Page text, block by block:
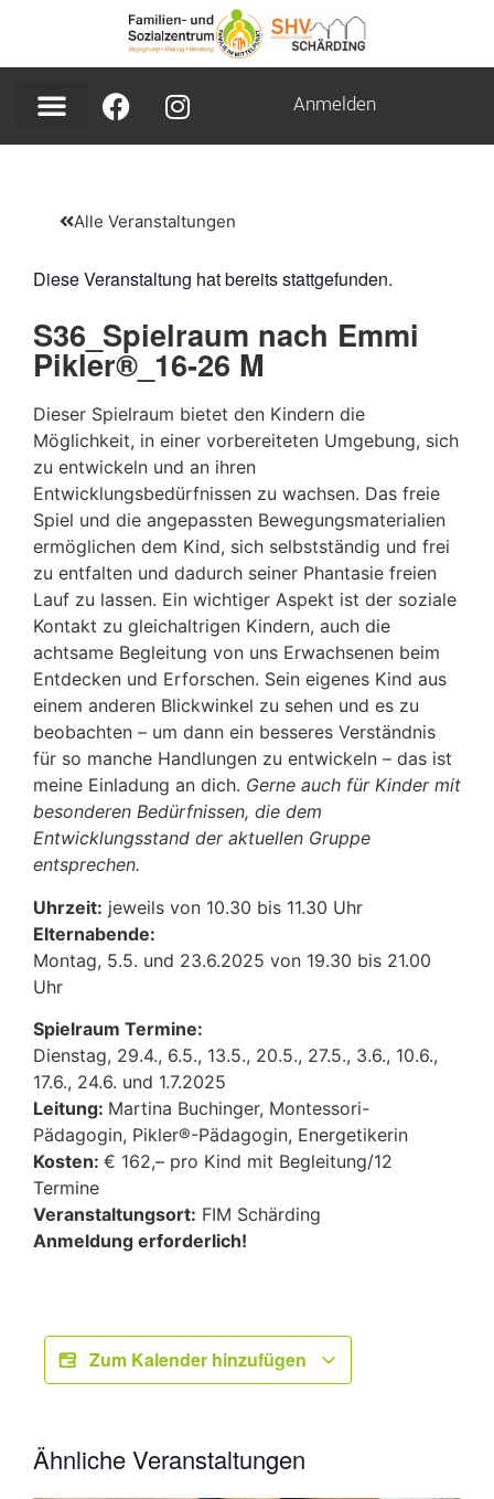
Anmelden
Alle Veranstaltungen
Diese Veranstaltung hat bereits stattgefunden.
S36_Spielraum nach Emmi
Pikler®_16-26 M
Dieser Spielraum bietet den Kindern die
Möglichkeit, in einer vorbereiteten Umgebung, sich
zu entwickeln und an ihren
Entwicklungsbedürfnissen zu wachsen. Das freie
Spiel und die angepassten Bewegungsmaterialien
ermöglichen dem Kind, sich selbstständig und frei
zu entfalten und dadurch seiner Phantasie freien
Lauf zu lassen. Ein wichtiger Aspekt ist der soziale
Kontakt zu gleichaltrigen Kindern, auch die
achtsame Begleitung von uns Erwachsenen beim
Entdecken und Erforschen. Sein eigenes Kind aus
einem anderen Blickwinkel zu sehen und es zu
beobachten – um dann ein besseres Verständnis
für so manche Handlungen zu entwickeln – das ist
meine Einladung an dich. Gerne auch für Kinder mit
besonderen Bedürfnissen, die dem
Entwicklungsstand der aktuellen Gruppe
entsprechen.
Uhrzeit: jeweils von 10.30 bis 11.30 Uhr
Elternabende:
Montag, 5.5. und 23.6.2025 von 19.30 bis 21.00
Uhr
Spielraum Termine:
Dienstag, 29.4., 6.5., 13.5., 20.5., 27.5., 3.6., 10.6.,
17.6., 24.6. und 1.7.2025
Leitung: Martina Buchinger, Montessori-
Pädagogin, Pikler®-Pädagogin, Energetikerin
Kosten: € 162,– pro Kind mit Begleitung/12
Termine
Veranstaltungsort: FIM Schärding
Anmeldung erforderlich!
Zum Kalender hinzufügen
Ähnliche Veranstaltungen